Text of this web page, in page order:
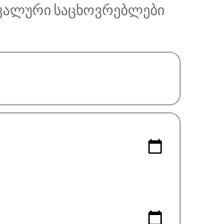
საცხოვრებლები
გახდება, ნავიგაციისთვის